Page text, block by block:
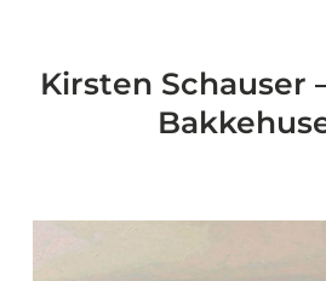
Kirsten Schauser